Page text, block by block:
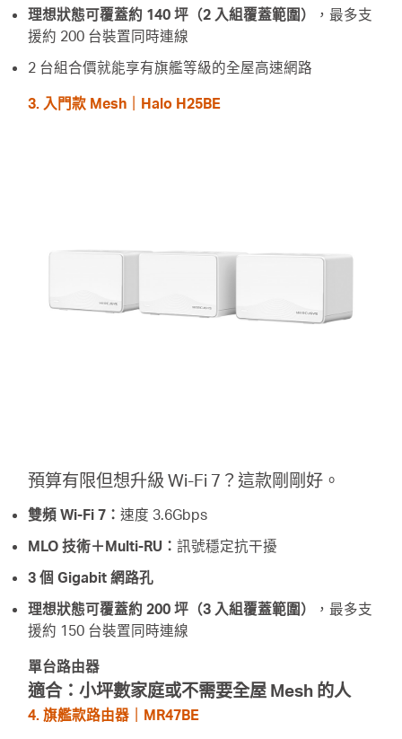
理想狀態可覆蓋約 140 坪（2 入組覆蓋範圍）
，最多支
援約 200 台裝置同時連線
2 台組合價就能享有旗艦等級的全屋高速網路
3. 入門款 Mesh｜Halo H25BE
預算有限但想升級 Wi-Fi 7？這款剛剛好。
雙頻 Wi-Fi 7：速度 3.6Gbps
MLO 技術＋Multi-RU：訊號穩定抗干擾
3 個 Gigabit 網路孔
理想狀態可覆蓋約 200 坪（3 入組覆蓋範圍）
，最多支
援約 150 台裝置同時連線
單台路由器
適合：小坪數家庭或不需要全屋 Mesh 的人
4. 旗艦款路由器｜MR47BE